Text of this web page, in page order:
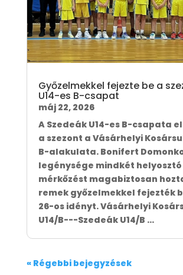
Győzelmekkel fejezte be a
U14-es B-csapat
máj 22, 2026
A Szedeák U14-es B-csapata
a szezont a Vásárhelyi
B-alakulata. Bonifert
legénysége mindkét helyosztó
mérkőzést magabiztosan
remek győzelmekkel fejezték
26-os idényt. Vásárhelyi
U14/B---Szedeák U14/B ...
« Régebbi bejegyzések